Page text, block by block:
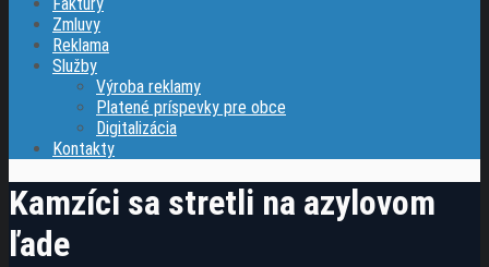
Zmluvy
Reklama
Služby
Výroba reklamy
Platené príspevky pre obce
Digitalizácia
Kontakty
Kamzíci sa stretli na azylovom
ľade